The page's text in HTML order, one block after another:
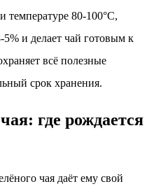
80-100°C,
5% и делает чай готовым к
всё полезные
срок хранения.
где рождается
чая даёт ему свой